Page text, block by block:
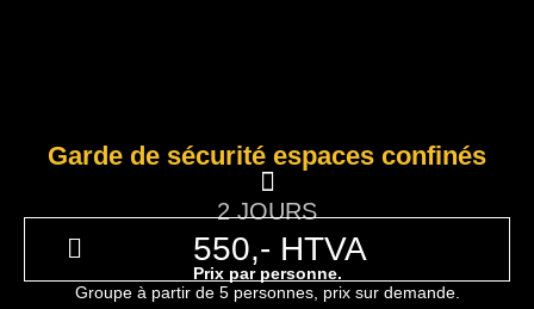
Garde de sécurité espaces confinés
2 JOURS
550,- HTVA
Prix par personne.
Groupe à partir de 5 personnes, prix sur demande.